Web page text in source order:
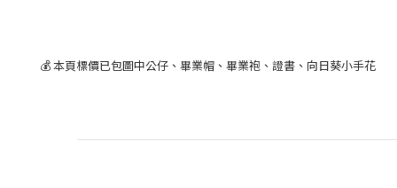
💰 本頁標價已包圖中公仔、畢業帽、畢業袍、證書、向日葵小手花